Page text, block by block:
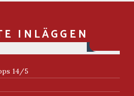
INLÄGGEN
14/5